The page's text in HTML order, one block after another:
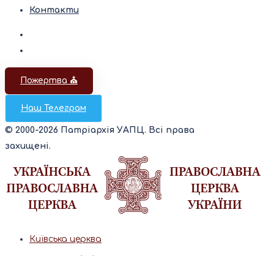
Контакти
Пожертва ⛪️
Наш Телеграм
© 2000-2026 Патріархія УАПЦ. Всі права
захищені.
Київська церква